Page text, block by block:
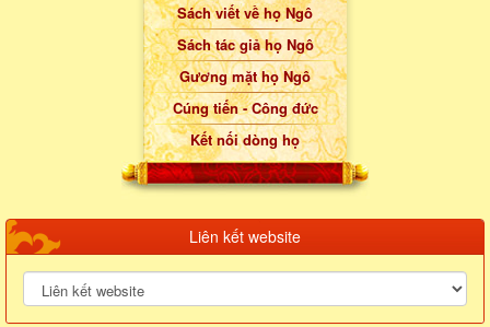
Sách viết về họ Ngô
Sách tác giả họ Ngô
Gương mặt họ Ngô
Cúng tiến - Công đức
Kết nối dòng họ
Liên kết website